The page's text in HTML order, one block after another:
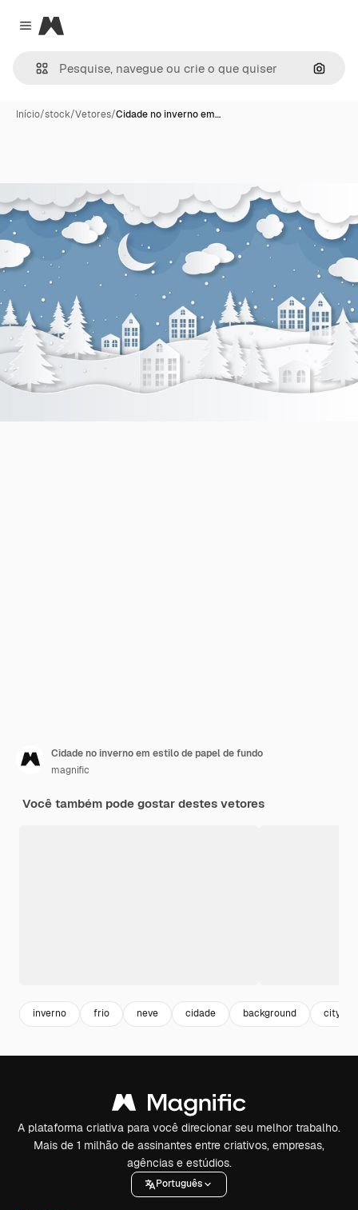
Close menu
Magnific
Início/stock/Vetores/Cidade no inverno em…
Cidade no inverno em estilo de papel de fundo
magnific
Você também pode gostar destes vetores
inverno frio neve cidade background
A plataforma criativa para você direcionar seu melhor trabalho.
Mais de 1 milhão de assinantes entre criativos, empresas,
agências e estúdios.
Português